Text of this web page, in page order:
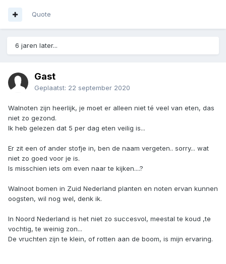
Quote
6 jaren later...
Gast
Geplaatst: 22 september 2020
Walnoten zijn heerlijk, je moet er alleen niet té veel van eten, das
niet zo gezond.
Ik heb gelezen dat 5 per dag eten veilig is...
Er zit een of ander stofje in, ben de naam vergeten.. sorry... wat
niet zo goed voor je is.
Is misschien iets om even naar te kijken....?
Walnoot bomen in Zuid Nederland planten en noten ervan kunnen
oogsten, wil nog wel, denk ik.
In Noord Nederland is het niet zo succesvol, meestal te koud ,te
vochtig, te weinig zon...
De vruchten zijn te klein, of rotten aan de boom, is mijn ervaring.